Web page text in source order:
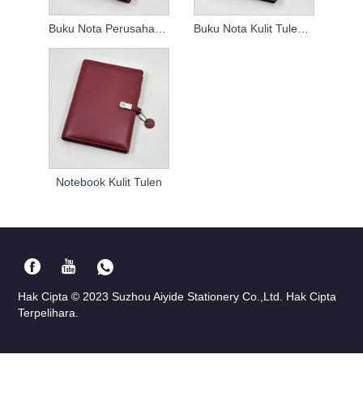
Notebook Kulit Tulen
Hak Cipta © 2023 Suzhou Aiyide Stationery Co.,Ltd. Hak Cipta
Terpelihara.